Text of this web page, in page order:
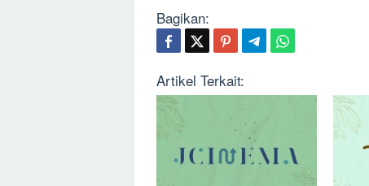
Bagikan:
Artikel Terkait: